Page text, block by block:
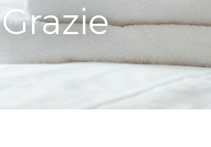
Grazie